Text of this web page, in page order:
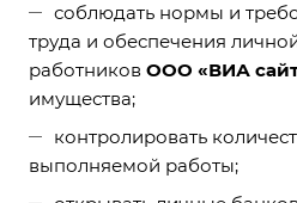
соблюдать нормы и
труда и обеспечения
работников OOO «ВИА
имущества;
контролировать
выполняемой работы;